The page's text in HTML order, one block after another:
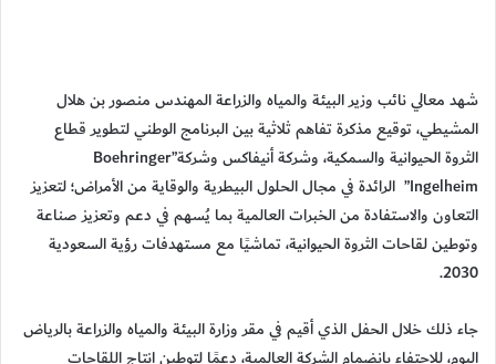
شهد معالي نائب وزير البيئة والمياه والزراعة المهندس منصور بن هلال
المشيطي، توقيع مذكرة تفاهم ثلاثية بين البرنامج الوطني لتطوير قطاع
الثروة الحيوانية والسمكية، وشركة أنيفاكس وشركة”Boehringer
Ingelheim” الرائدة في مجال الحلول البيطرية والوقاية من الأمراض؛ لتعزيز
التعاون والاستفادة من الخبرات العالمية بما يُسهم في دعم وتعزيز صناعة
وتوطين لقاحات الثروة الحيوانية، تماشيًا مع مستهدفات رؤية السعودية
2030.
جاء ذلك خلال الحفل الذي أقيم في مقر وزارة البيئة والمياه والزراعة بالرياض
اليوم، للاحتفاء بانضمام الشركة العالمية، دعمًا لتوطين إنتاج اللقاحات